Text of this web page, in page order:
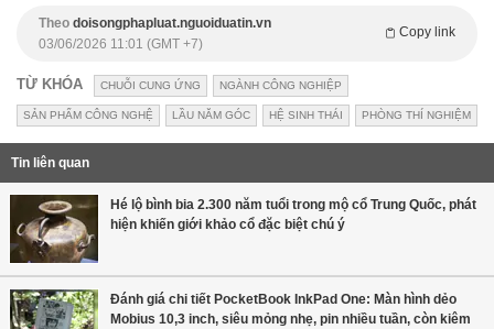
Theo doisongphapluat.nguoiduatin.vn
Copy link
03/06/2026 11:01 (GMT +7)
TỪ KHÓA CHUỖI CUNG ỨNG NGÀNH CÔNG NGHIỆP
SẢN PHẨM CÔNG NGHỆ LẦU NĂM GÓC HỆ SINH THÁI PHÒNG THÍ NGHIỆM
Tin liên quan
Hé lộ bình bia 2.300 năm tuổi trong mộ cổ Trung Quốc, phát
hiện khiến giới khảo cổ đặc biệt chú ý
Đánh giá chi tiết PocketBook InkPad One: Màn hình dẻo
Mobius 10,3 inch, siêu mỏng nhẹ, pin nhiều tuần, còn kiêm